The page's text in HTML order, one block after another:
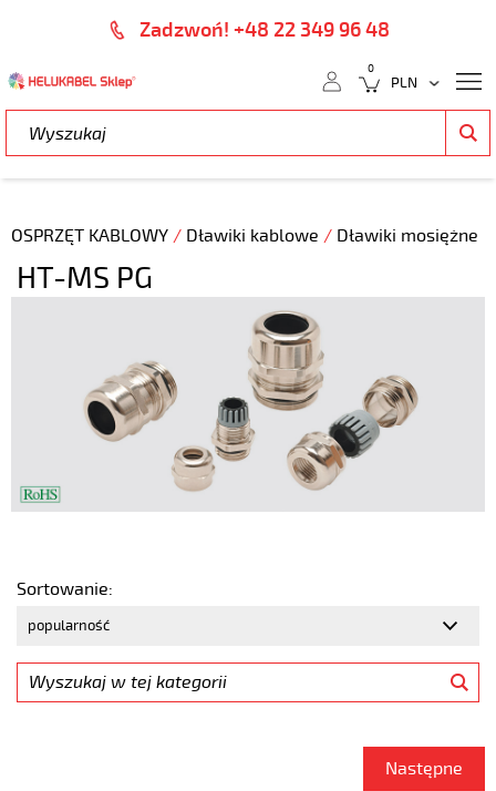
Zadzwoń! +48 22 349 96 48
0
OSPRZĘT KABLOWY / Dławiki kablowe / Dławiki mosiężne
HT-MS PG
Sortowanie:
Następne